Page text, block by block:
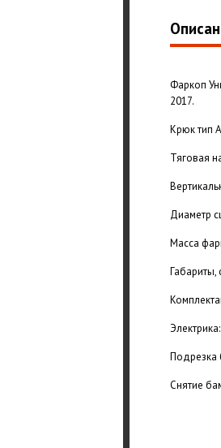
Фаркоп
2017.
Крюк тип
Тяговая
Диаметр
Масса
Габариты,
Подрезка
Снятие